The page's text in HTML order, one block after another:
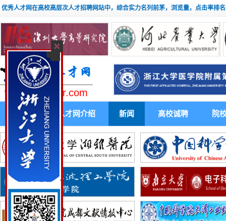
优秀人才网在高校高层次人才招聘网站中，综合实力名列前茅，浏览量，点击率排
www.youxiuhr.com
首 页 人才网介绍 新闻 高校诚聘 院